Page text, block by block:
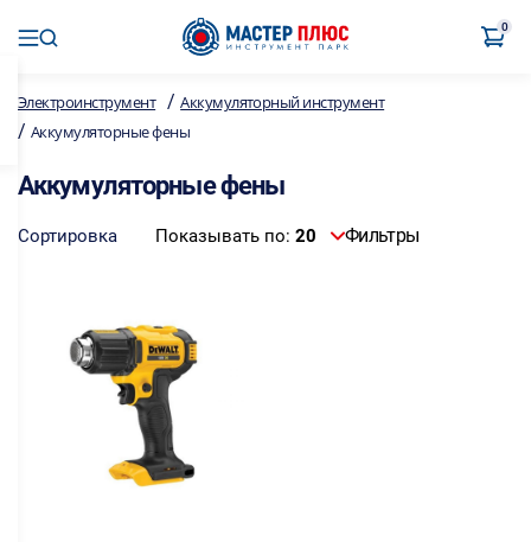
0
Электроинструмент /Аккумуляторный инструмент
/ Аккумуляторные фены
Аккумуляторные фены
Сортировка Показывать по: 20 Фильтры